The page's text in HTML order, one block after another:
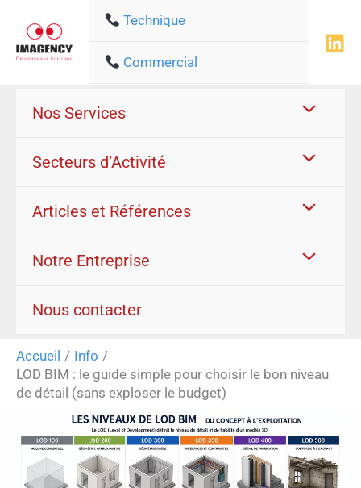
contenu
Technique
Commercial
Nos Services
Secteurs d’Activité
Articles et Références
Notre Entreprise
Nous contacter
Accueil
Info
LOD BIM : le guide simple pour choisir le bon niveau
de détail (sans exploser le budget)